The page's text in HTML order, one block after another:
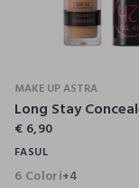
MAKE UP ASTRA
€ 6,90
FASUL
6 Colori+4